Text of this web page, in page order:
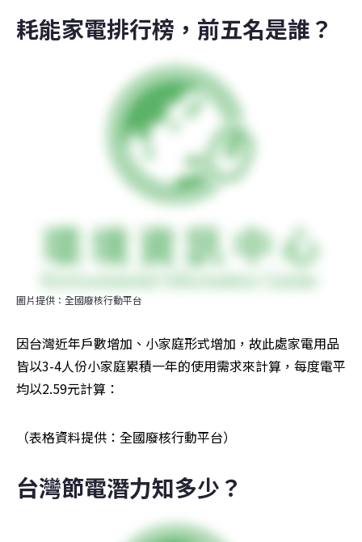
耗能家電排行榜，前五名是誰？
圖片提供：全國廢核行動平台
因台灣近年戶數增加、小家庭形式增加，故此處家電用品
皆以3-4人份小家庭累積一年的使用需求來計算，每度電平
均以2.59元計算：
（表格資料提供：全國廢核行動平台）
台灣節電潛力知多少？